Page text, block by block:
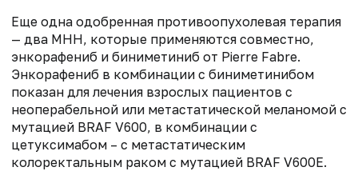
Еще одна одобренная противоопухолевая терапия
— два МНН, которые применяются совместно,
энкорафениб и биниметиниб от Pierre Fabre.
Энкорафениб в комбинации с биниметинибом
показан для лечения взрослых пациентов с
неоперабельной или метастатической меланомой с
мутацией BRAF V600, в комбинации с
цетуксимабом – с метастатическим
колоректальным раком с мутацией BRAF V600E.